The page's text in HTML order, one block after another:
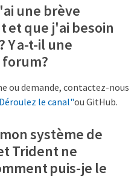
une brève
et que j'ai besoin
Y a-t-il une
ou demande, contactez-nous
le canal"ou GitHub.
système de
Trident ne
puis-je le